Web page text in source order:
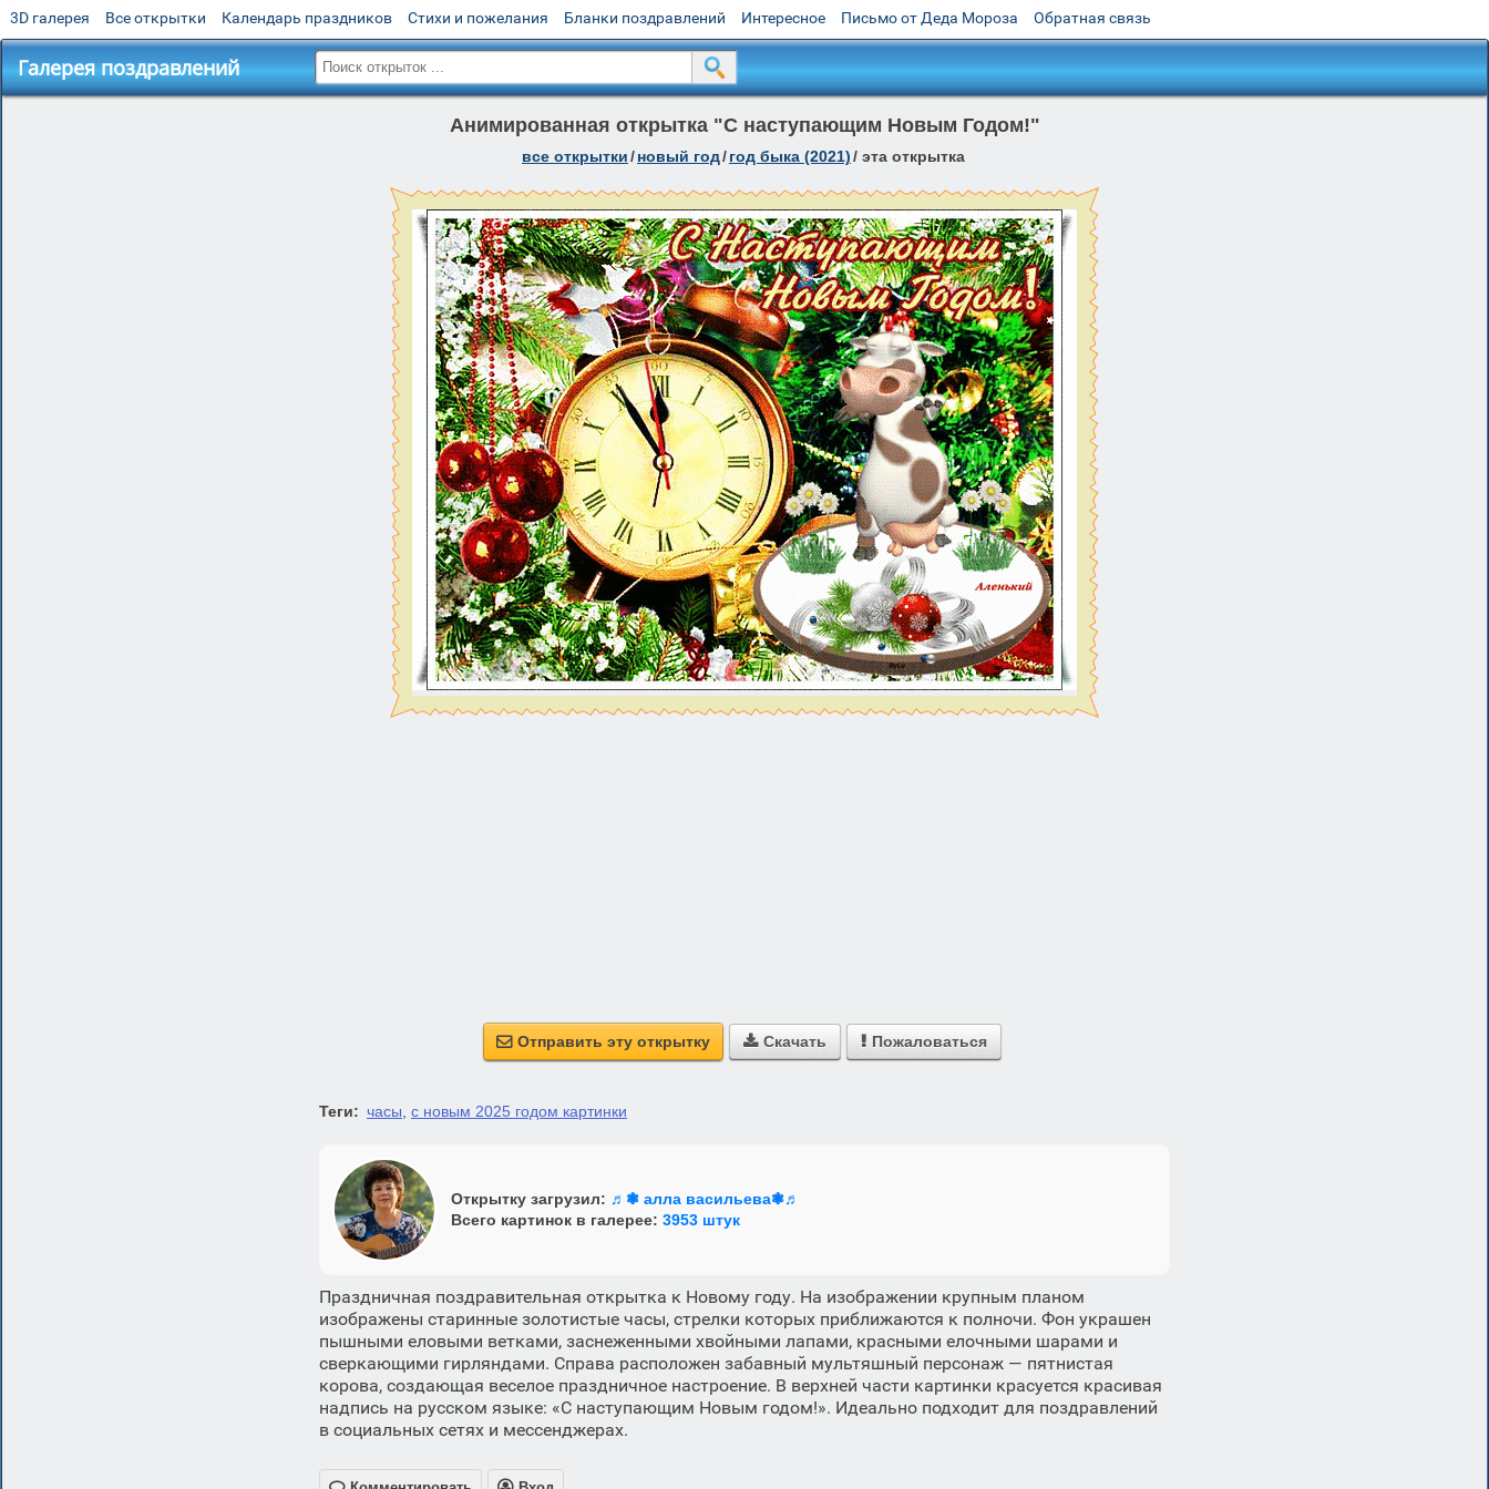
3D галерея Все открытки Календарь праздников Стихи и пожелания Бланки поздравлений Интересное Письмо от Деда Мороза Обратная связь
Галерея поздравлений
Анимированная открытка "С наступающим Новым Годом!"
все открытки/новый год/год быка (2021)/ эта открытка
 Отправить эту открытку  Скачать  Пожаловаться
Теги: часы с новым 2025 годом картинки
Открытку загрузил: ♬❃ алла васильева❃♬
Всего картинок в галерее: 3953 штук
Праздничная поздравительная открытка к Новому году. На изображении крупным планом
изображены старинные золотистые часы, стрелки которых приближаются к полночи. Фон украшен
пышными еловыми ветками, заснеженными хвойными лапами, красными елочными шарами и
сверкающими гирляндами. Справа расположен забавный мультяшный персонаж — пятнистая
корова, создающая веселое праздничное настроение. В верхней части картинки красуется красивая
надпись на русском языке: «С наступающим Новым годом!». Идеально подходит для поздравлений
в социальных сетях и мессенджерах.